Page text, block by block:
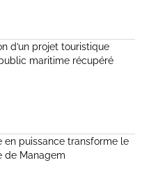
d’un projet touristique
maritime récupéré
en puissance transforme le
de Managem